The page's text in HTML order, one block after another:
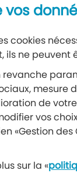
Suivez-
nous
vos
cookies
ils ne peuvent
revanche
mesure
de
vos
«Gestion des
sur la «